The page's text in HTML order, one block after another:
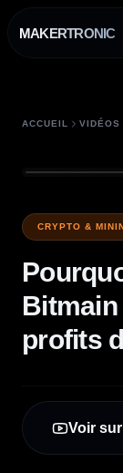
MAKERTRONIC
ACCUEIL VIDÉOS
CRYPTO &
Bitmain
profits
Voir